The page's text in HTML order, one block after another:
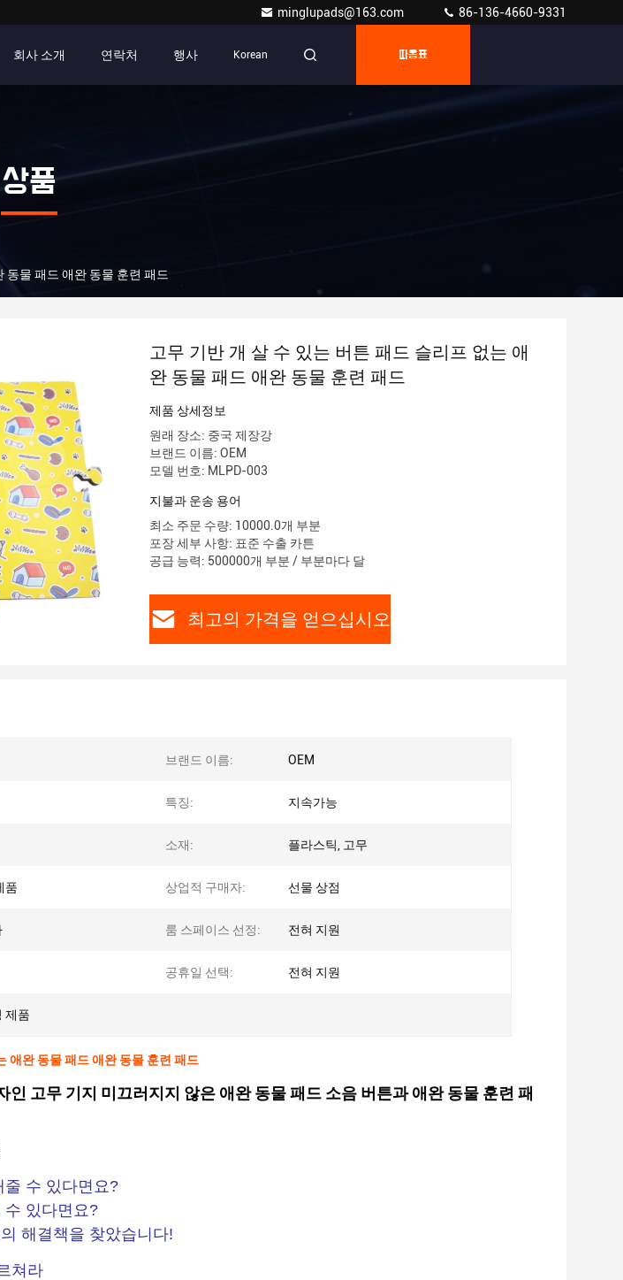
minglupads@163.com 86-136-4660-9331
회사 소개 연락처 행사 Korean 따옴표
상품
동물 패드 애완 동물 훈련 패드
고무 기반 개 살 수 있는 버튼 패드 슬리프 없는 애
완 동물 패드 애완 동물 훈련 패드
제품 상세정보
원래 장소: 중국 제장강
브랜드 이름: OEM
모델 번호: MLPD-003
지불과 운송 용어
최소 주문 수량: 10000.0개 부분
포장 세부 사항: 표준 수출 카튼
공급 능력: 500000개 부분 / 부분마다 달
최고의 가격을 얻으십시오
브랜드 이름: OEM
특징: 지속가능
소재: 플라스틱, 고무
품 상업적 구매자: 선물 상점
룸 스페이스 선정: 전혀 지원
공휴일 선택: 전혀 지원
제품
애완 동물 패드 애완 동물 훈련 패드
고무 기지 미끄러지지 않은 애완 동물 패드 소음 버튼과 애완 동물 훈련 패
줄 수 있다면요?
수 있다면요?
해결책을 찾았습니다!
쳐라